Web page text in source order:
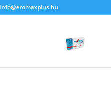
info@eromaxplus.hu